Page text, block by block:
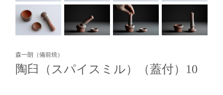
森一朗（備前焼）
陶臼（スパイスミル）（蓋付）10